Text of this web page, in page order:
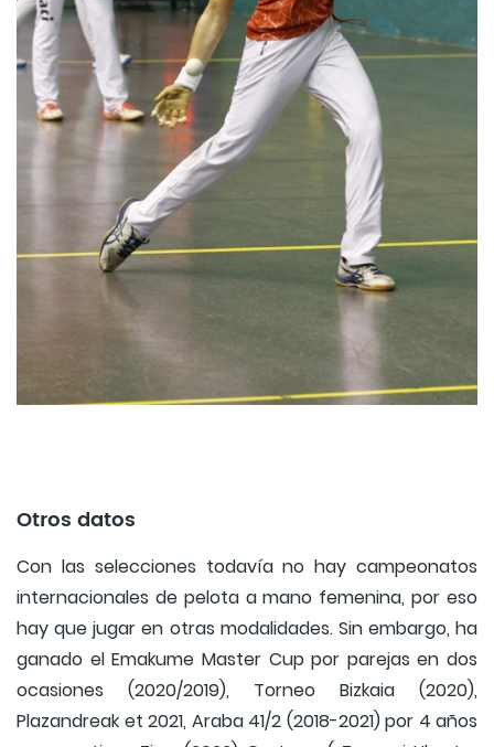
Otros datos
Con las selecciones todavía no hay campeonatos
internacionales de pelota a mano femenina, por eso
hay que jugar en otras modalidades. Sin embargo, ha
ganado el Emakume Master Cup por parejas en dos
ocasiones (2020/2019), Torneo Bizkaia (2020),
Plazandreak et 2021, Araba 41/2 (2018-2021) por 4 años